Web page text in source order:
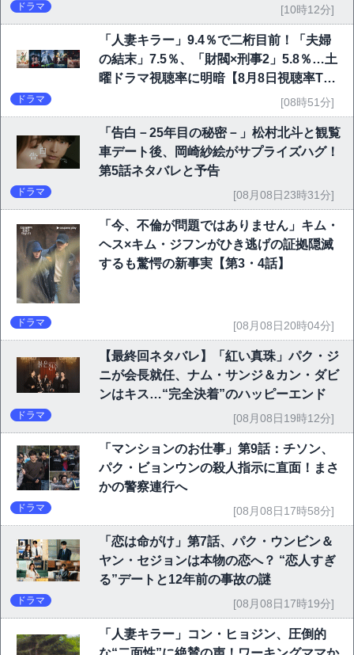
ドラマ [10時12分]
「人妻キラー」9.4％で二桁目前！「夫婦
の結末」7.5％、「財閥×刑事2」5.8％…土
曜ドラマ視聴率に明暗【8月8日視聴率TO
ドラマ [08時51分]
「告白－25年目の秘密－」松村北斗と観覧
車デート後、岡崎紗絵がサプライズハグ！
第5話ネタバレと予告
ドラマ [08月08日23時31分]
「今、不倫が問題ではありません」キム・
ヘス×キム・ジフンがひき逃げの証拠隠滅
するも驚愕の新事実【第3・4話】
ドラマ [08月08日20時04分]
【最終回ネタバレ】「紅い真珠」パク・ジ
ニが会長就任、ナム・サンジ＆カン・ダビ
ンはキス…“完全決着”のハッピーエンド
ドラマ [08月08日19時12分]
「マンションのお仕事」第9話：チソン、
パク・ビョンウンの殺人指示に直面！まさ
かの警察連行へ
ドラマ [08月08日17時58分]
「恋は命がけ」第7話、パク・ウンビン＆
ヤン・セジョンは本物の恋へ？ “恋人すぎ
る”デートと12年前の事故の謎
ドラマ [08月08日17時19分]
「人妻キラー」コン・ヒョジン、圧倒的